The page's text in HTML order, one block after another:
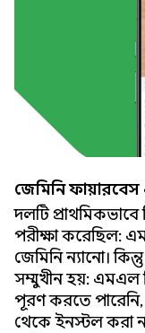
জেমিনি
দলটি প্রাথমিকভাবে
পরীক্ষা করেছিল:
জেমিনি ন্যানো।
সম্মুখীন হয়: এমএল
পূরণ করতে
থেকে ইনস্টল করা